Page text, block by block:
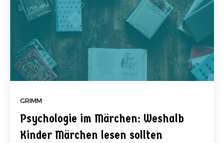
GRIMM
Psychologie im Märchen: Weshalb
Kinder Märchen lesen sollten